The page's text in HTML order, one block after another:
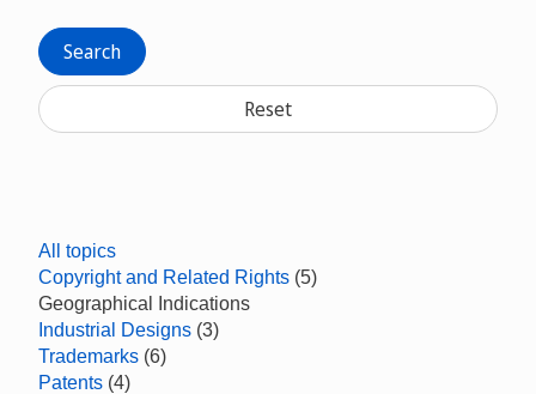
Search
Reset
All topics
Copyright and Related Rights (5)
Geographical Indications
Industrial Designs (3)
Trademarks (6)
Patents (4)